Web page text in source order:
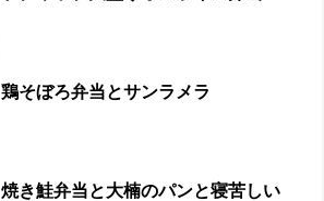
鶏そぼろ弁当とサンラメラ
焼き鮭弁当と大楠のパンと寝苦しい